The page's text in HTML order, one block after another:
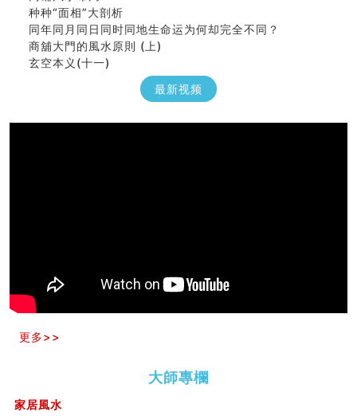
种种“面相”大剖析
同年同月同日同时同地生命运为何却完全不同？
商舖大門的風水原則 (上)
玄空本义(十一)
家居常見風水形煞及化解方法 (三)
口相與命運
精选1500个五行属金的字
玄空本义(九)
精选1000个五行属土的字
中國改革開放總設計師鄧小平命造 (名人八字淺析八）
最新视频
更多>>
大師專欄
家居風水